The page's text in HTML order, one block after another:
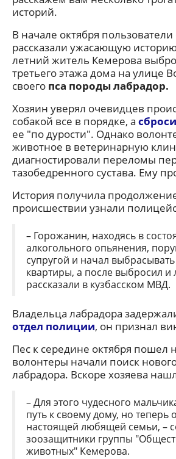
историй.
В начале октября пользователи
рассказали ужасающую
летний житель Кемерова
третьего этажа дома на улице
своего пса породы лабрадор.
Хозяин уверял очевидцев
собакой все в порядке, а
ее "по дурости". Однако
животное в ветеринарную
диагностировали переломы
тазобедренного сустава. Ему
История получила
происшествии узнали
– Горожанин, находясь в
алкогольного опьянения,
супругой и начал
квартиры, а после выбросил и
рассказали в кузбасском МВД.
Владельца лабрадора
отдел полиции, он признал
Пес к середине октября пошел
волонтеры начали поиск
лабрадора. Вскоре хозяева
– Для этого чудесного
путь к своему дому, но теперь
настоящей любящей семьи, –
зоозащитники группы
животных" Кемерова.